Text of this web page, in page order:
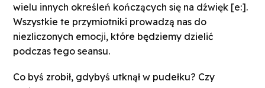
wielu innych określeń kończących się na dźwięk [e:].
Wszystkie te przymiotniki prowadzą nas do
niezliczonych emocji, które będziemy dzielić
podczas tego seansu.
Co byś zrobił, gdybyś utknął w pudełku? Czy